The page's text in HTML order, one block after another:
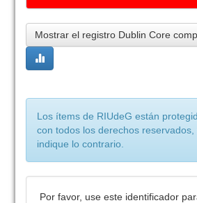
Mostrar el registro Dublin Core
Los ítems de RIUdeG están
con todos los derechos
indique lo contrario.
Por favor, use este identificador